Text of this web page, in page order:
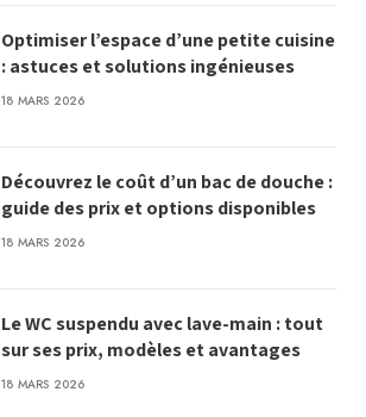
Optimiser l’espace d’une petite cuisine
: astuces et solutions ingénieuses
18 MARS 2026
Découvrez le coût d’un bac de douche :
guide des prix et options disponibles
18 MARS 2026
Le WC suspendu avec lave-main : tout
sur ses prix, modèles et avantages
18 MARS 2026